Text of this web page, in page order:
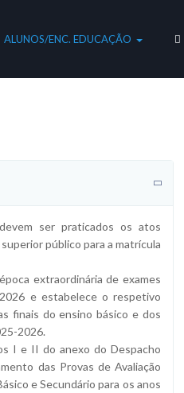
ALUNOS/ENC. EDUCAÇÃO
ser praticados os atos
público para a matrícula
extraordinária de exames
e estabelece o respetivo
finais do ensino básico e dos
2026.
I e II do anexo do Despacho
das Provas de Avaliação
e Secundário para os anos